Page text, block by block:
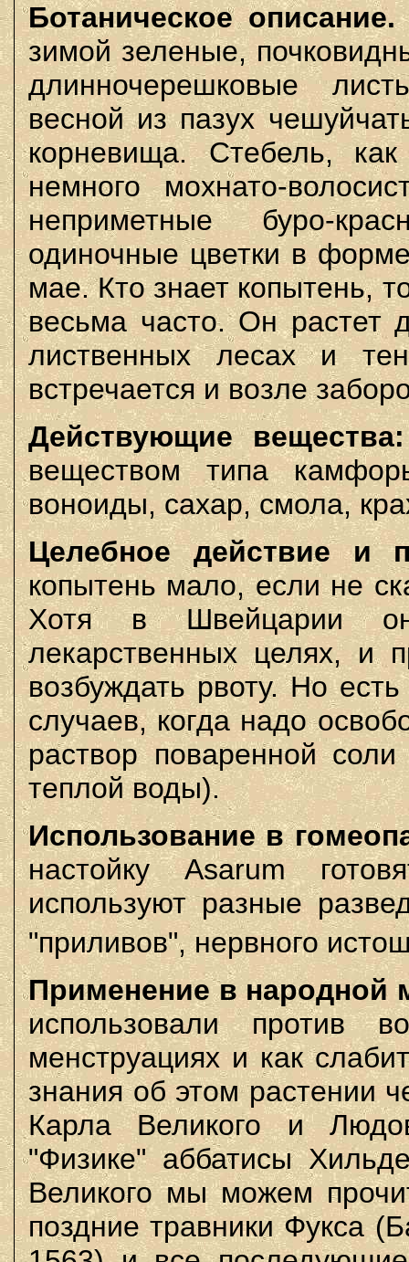
Ботаническое описание.
зимой зеленые,
длинночерешковые
весной из пазух
корневища. Стебель,
немного мохнато-
неприметные буро-
одиночные цветки в
мае. Кто знает копытень,
весьма часто. Он растет
лиственных лесах и
встречается и возле
Действующие вещества:
веществом типа
воноиды, сахар, смола,
Целебное действие и
копытень мало, если не
Хотя в Швейцарии
лекарственных целях, и
возбуждать рвоту. Но
случаев, когда надо
раствор поваренной
теплой воды).
Использование в
настойку Asarum
используют разные
"приливов", нервного
Применение в народной
использовали против
менструациях и как
знания об этом растении
Карла Великого и
"Физике" аббатисы
Великого мы можем
поздние травники Фукса